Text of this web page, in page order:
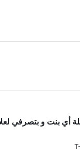
أي بنت و بتصرفي